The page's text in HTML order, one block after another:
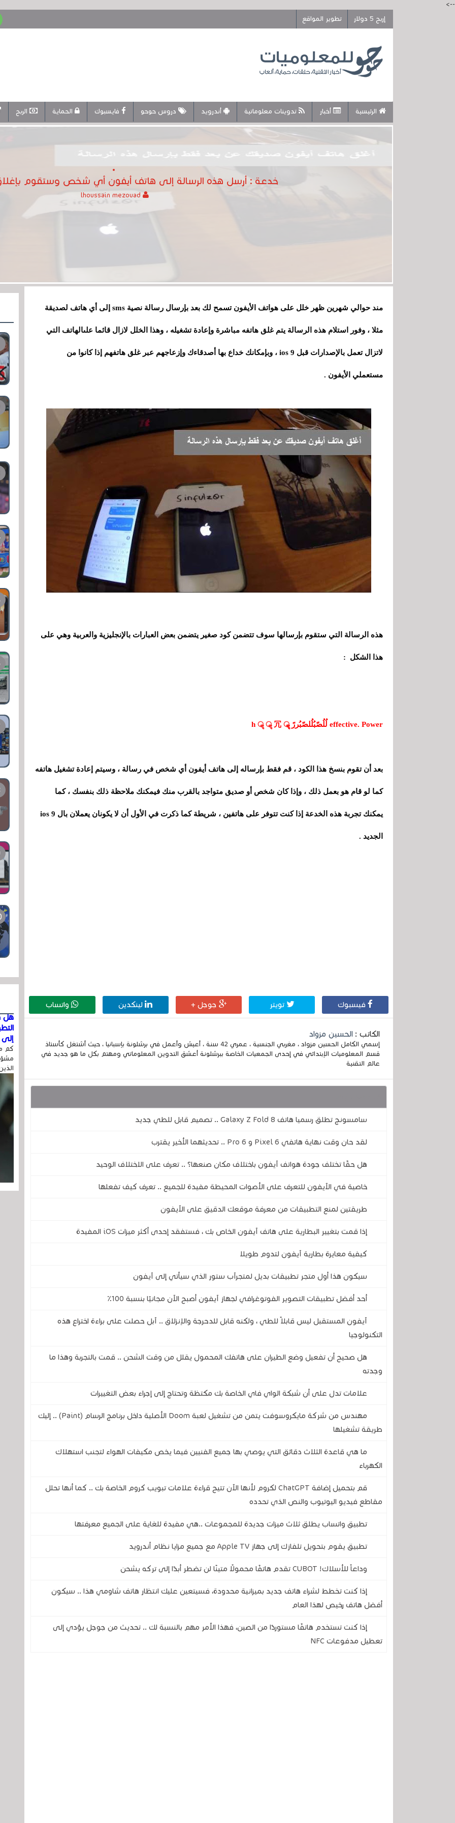
-->
إربح 5 دولار
تطوير المواقع
الرئيسية أخبار تدوينات معلوماتية أندرويد دروس حوحو فايسبوك الحماية الربح
خدعة : أرسل هذه الرسالة إلى هاتف أيفون أي شخص وستقوم
مند حوالي شهرين ظهر خلل على هواتف الأيفون تسمح لك بعد بإرسال رسالة نصية sms إلى أي هاتف لصديقة
مثلا ، وفور استلام هذه الرسالة يتم غلق هاتفه مباشرة وإعادة تشغيله ، وهذا الخلل لازال قائما علىالهاتف التي
لاتزال تعمل بالإصدارات قبل ios 9 ، وبإمكانك خداع بها أصدقاءك وإزعاجهم عبر غلق هاتفهم إذا كانوا من
مستعملي الأيفون .
هذه الرسالة التي ستقوم بإرسالها سوف تتضمن كود صغير يتضمن بعض العبارات بالإنجليزية والعربية وهي على
هذا الشكل :
effective. Power لُلُصّبُلُلصّبُررً ॣ ॣh ॣ ॣ 冗
بعد أن تقوم بنسخ هذا الكود ، قم فقط بإرساله إلى هاتف أيفون أي شخص في رسالة ، وسيتم إعادة تشغيل هاتفه
كما لو قام هو بعمل ذلك ، وإذا كان شخص أو صديق متواجد بالقرب منك فيمكنك ملاحظة ذلك بنفسك ، كما
يمكنك تجربة هذه الخدعة إذا كنت تتوفر على هاتفين ، شريطة كما ذكرت في الأول أن لا يكونان يعملان بال ios 9
الجديد .
فيسبوك تويتر جوجل + لينكدين واتساب
الكاتب : الحسين مزواد
إسمي الكامل الحسين مزواد ، مغربي الجنسية ، عمري 42 سنة ، أعيش وأعمل في برشلونة بإسبانيا ، حيث أشتغل كأستاذ
قسم المعلوميات الإبتدائي في إحدى الجمعيات الخاصة ببرشلونة أعشق التدوين المعلوماتي ومهتم بكل ما هو جديد في
عالم التقنية
سامسونج تطلق رسميا هاتف Galaxy Z Fold 8 .. تصميم قابل للطي جديد
لقد حان وقت نهاية هاتفي Pixel 6 و 6 Pro .. تحديثهما الأخير يقترب
هل حقًا تختلف جودة هواتف آيفون باختلاف مكان صنعها؟ .. تعرف على الاختلاف الوحيد
خاصية في الآيفون للتعرف على الأصوات المحيطة مفيدة للجميع .. تعرف كيف تفعلها
طريقتين لمنع التطبيقات من معرفة موقعك الدقيق على الآيفون
إذا قمت بتغيير البطارية على هاتف آيفون الخاص بك ، فستفقد إحدى أكثر ميزات iOS المفيدة
كيفية معايرة بطارية آيفون لتدوم طويلا
سيكون هذا أول متجر تطبيقات بديل لمتجرآب ستور الذي سيأتي إلى آيفون
أحد أفضل تطبيقات التصوير الفوتوغرافي لجهاز آيفون أصبح الآن مجانيًا بنسبة 100٪
آيفون المستقبل ليس قابلاً للطي ، ولكنه قابل للدحرجة والإنزلاق .. آبل حصلت على براءة اختراع هذه
التكنولوجيا
هل صحيح أن تفعيل وضع الطيران على هاتفك المحمول يقلل من وقت الشحن .. قمت بالتجربة وهذا ما
وجدته
علامات تدل على أن شبكة الواي فاي الخاصة بك مكتظة وتحتاج إلى إجراء بعض التغييرات
مهندس من شركة مايكروسوفت يتمن من تشغيل لعبة Doom الأصلية داخل برنامج الرسام (Paint) .. إليك
طريقة تشغيلها
ما هي قاعدة الثلاث دقائق التي يوصي بها جميع الفنيين فيما يخص مكيفات الهواء لتجنب استهلاك
الكهرباء
قم بتحميل إضافة ChatGPT لكروم لأنها الآن تتيح قراءة علامات تبويب كروم الخاصة بك .. كما أنها تحلل
مقاطع فيديو اليوتيوب والنص الذي تحدده
تطبيق واتساب يطلق ثلاث ميزات جديدة للمجموعات ..هي مفيدة للغاية على الجميع معرفتها
تطبيق يقوم بتحويل تلفازك إلى جهاز Apple TV مع جميع مزايا نظام أندرويد
وداعاً للأسلاك! CUBOT تقدم هاتفًا محمولًا متينًا لن تضطر أبدًا إلى تركه يشحن
إذا كنت تخطط لشراء هاتف جديد بميزانية محدودة، فسيتعين عليك انتظار هاتف شاومي هذا .. سيكون
أفضل هاتف رخيص لهذا العام
إذا كنت تستخدم هاتفًا مستوردًا من الصين، فهذا الأمر مهم بالنسبة لك .. تحديث من جوجل يؤدي إلى
تعطيل مدفوعات NFC
هل
إلى
كم